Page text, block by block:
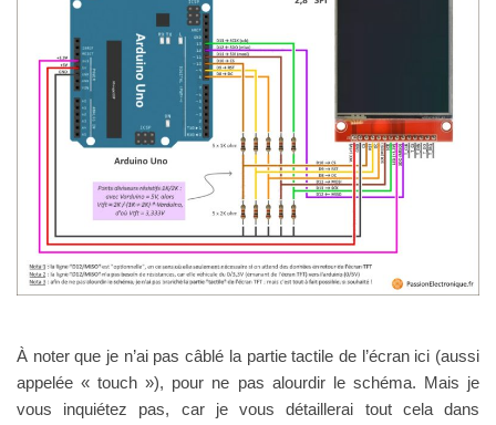
À noter que je n’ai pas câblé la partie tactile de l’écran ici (aussi
appelée « touch »), pour ne pas alourdir le schéma. Mais je
vous inquiétez pas, car je vous détaillerai tout cela dans